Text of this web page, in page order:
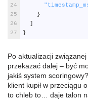
24
25
26
27
}
]
}
Po aktualizacji
przekazać dalej – być
jakiś system
klient kupił w przeciągu
to chleb to… daje talon